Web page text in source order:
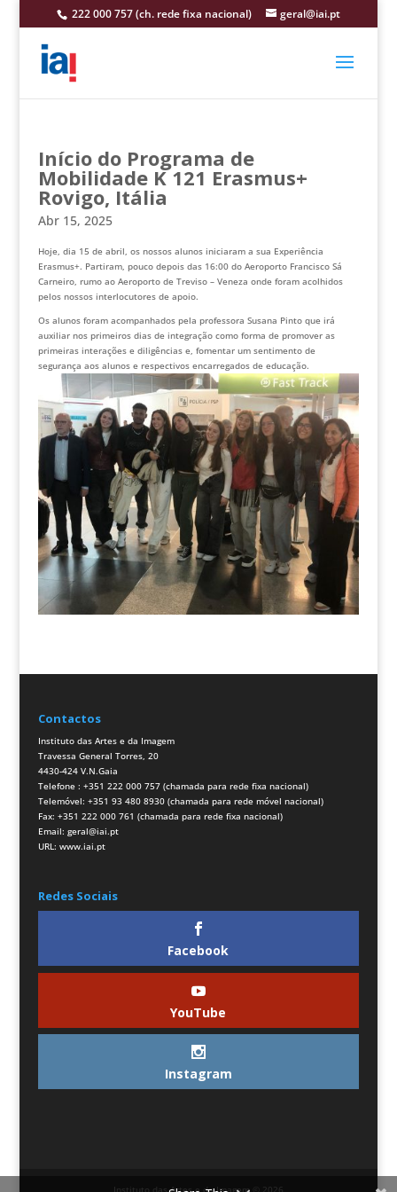
222 000 757 (ch. rede fixa nacional) geral@iai.pt
Início do Programa de
Mobilidade K 121 Erasmus+
Rovigo, Itália
Abr 15, 2025
Hoje, dia 15 de abril, os nossos alunos iniciaram a sua Experiência
Erasmus+. Partiram, pouco depois das 16:00 do Aeroporto Francisco Sá
Carneiro, rumo ao Aeroporto de Treviso – Veneza onde foram acolhidos
pelos nossos interlocutores de apoio.
Os alunos foram acompanhados pela professora Susana Pinto que irá
auxiliar nos primeiros dias de integração como forma de promover as
primeiras interações e diligências e, fomentar um sentimento de
segurança aos alunos e respectivos encarregados de educação.
Contactos
Instituto das Artes e da Imagem
Travessa General Torres, 20
4430-424 V.N.Gaia
Telefone : +351 222 000 757 (chamada para rede fixa nacional)
Telemóvel: +351 93 480 8930 (chamada para rede móvel nacional)
Fax: +351 222 000 761 (chamada para rede fixa nacional)
Email: geral@iai.pt
URL: www.iai.pt
Redes Sociais
Facebook
YouTube
Instagram
Instituto das Artes e da Imagem © 2026